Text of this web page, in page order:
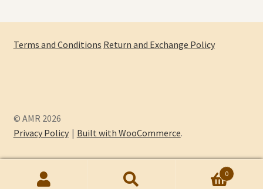
Terms and Conditions Return and Exchange Policy
© AMR 2026
Privacy Policy
Built with WooCommerce.
0